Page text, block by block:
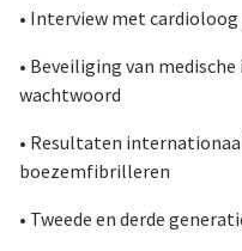
• Interview met cardioloog
• Beveiliging van
wachtwoord
• Resultaten
boezemfibrilleren
• Tweede en derde